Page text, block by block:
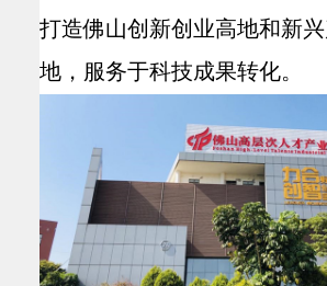
打造佛山创新创业高地和新
地，服务于科技成果转化。